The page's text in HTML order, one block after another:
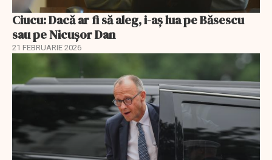
Ciucu: Dacă ar fi să aleg, i-aș lua pe Băsescu
sau pe Nicușor Dan
21 FEBRUARIE 2026